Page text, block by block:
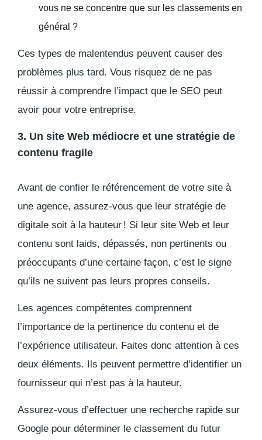
vous ne se concentre que sur les classements en
général ?
Ces types de malentendus peuvent causer des
problèmes plus tard. Vous risquez de ne pas
réussir à comprendre l’impact que le SEO peut
avoir pour votre entreprise.
3. Un site Web médiocre et une stratégie de
contenu fragile
Avant de confier le référencement de votre site à
une agence, assurez-vous que leur stratégie de
digitale soit à la hauteur ! Si leur site Web et leur
contenu sont laids, dépassés, non pertinents ou
préoccupants d’une certaine façon, c’est le signe
qu’ils ne suivent pas leurs propres conseils.
Les agences compétentes comprennent
l’importance de la pertinence du contenu et de
l’expérience utilisateur. Faites donc attention à ces
deux éléments. Ils peuvent permettre d’identifier un
fournisseur qui n’est pas à la hauteur.
Assurez-vous d’effectuer une recherche rapide sur
Google pour déterminer le classement du futur